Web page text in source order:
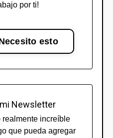
por ti!
esto
Newsletter
increíble
que pueda agregar